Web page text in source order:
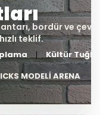
Kültür
MODELİ ARENA